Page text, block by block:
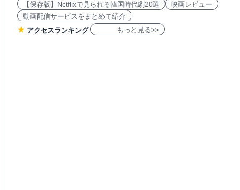
【保存版】Netflixで見られる韓国時代劇20選
映画レビュー
動画配信サービスをまとめて紹介
アクセスランキング
もっと見る>>